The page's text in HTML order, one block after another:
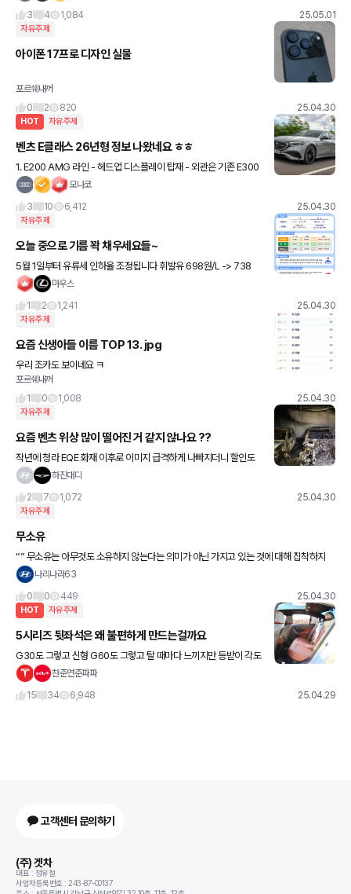
3
4 1,084 25.05.01
자유주제
아이폰 17프로 디자인 실물
포르쉐내꺼
0
2 820 25.04.30
HOT 자유주제
벤츠 E클래스 26년형 정보 나왔네요 ㅎㅎ
1. E200 AMG 라인 - 헤드업 디스플레이 탑재 - 외관은 기존 E300
AMG라인과 동일 - 디지털 라이트는 제외 - 아티코 인조가죽 적용
모나코
3
10 6,412 25.04.30
자유주제
오늘 중으로 기름 꽉 채우세요들~
5월 1일부터 유류세 인하율 조정됩니다 휘발유 698원/L -> 738
원/L (40원 인상) 경유 448원/L -> 494원/L ( 46원 인상) LPG 15
마우스
1
2 1,241 25.04.30
자유주제
요즘 신생아들 이름 TOP 13. jpg
우리 조카도 보이네요 ㅋ
포르쉐내꺼
1
0 1,008 25.04.30
자유주제
요즘 벤츠 위상 많이 떨어진 거 같지 않나요 ??
작년에 청라 EQE 화재 이후로 이미지 급격하게 나빠지더니 할인도
BMW보다 많이하고 유튜브나 카페에서도 짱츠라고 하면서 엄청 까
하진대디
2
7 1,072 25.04.30
자유주제
무소유
“” 무소유는 아무것도 소유하지 않는다는 의미가 아닌 가지고 있는 것에 대해 집착하지
않는다는 의미입니다.. “”
나리나라63
0
0 449 25.04.30
HOT 자유주제
5시리즈 뒷좌석은 왜 불편하게 만드는걸까요
G30도 그렇고 신형 G60도 그렇고 탈 때마다 느끼지만 등받이 각도
가 너무 직각으로 서있어서 불편하더라고요 등받이를 뒤로 눕혀주는
찬준연준파파
15
34 6,948 25.04.29
고객센터 문의하기
(주) 겟차
대표 : 정유철
사업자등록번호 : 243-87-00137